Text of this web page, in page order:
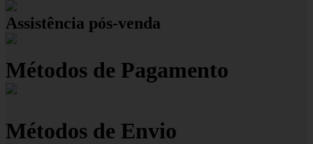
Assistência pós-venda
Métodos de Pagamento
Métodos de Envio